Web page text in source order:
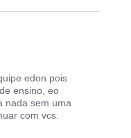
edon pois
ensino, eo
nada sem uma
com vcs.